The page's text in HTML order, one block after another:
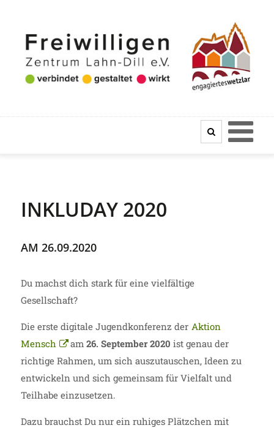
INKLUDAY 2020
AM 26.09.2020
Du machst dich stark für eine vielfältige
Gesellschaft?
Die erste digitale Jugendkonferenz der Aktion
Mensch
am 26. September 2020 ist genau der
richtige Rahmen, um sich auszutauschen, Ideen zu
entwickeln und sich gemeinsam für Vielfalt und
Teilhabe einzusetzen.
Dazu brauchst Du nur ein ruhiges Plätzchen mit